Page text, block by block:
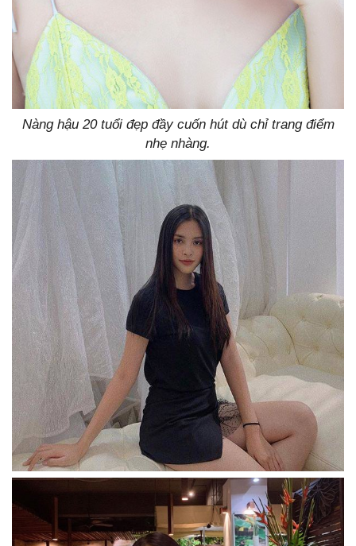
Nàng hậu 20 tuổi đẹp đầy cuốn hút dù chỉ trang điểm
nhẹ nhàng.